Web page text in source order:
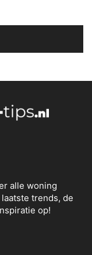
alle woning
trends, de
op!